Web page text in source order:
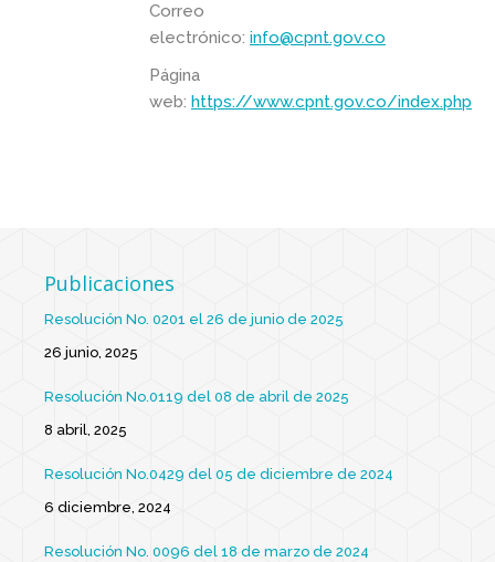
Correo
electrónico: info@cpnt.gov.co
Página
web: https://www.cpnt.gov.co/index.php
Publicaciones
Resolución No. 0201 el 26 de junio de 2025
26 junio, 2025
Resolución No.0119 del 08 de abril de 2025
8 abril, 2025
Resolución No.0429 del 05 de diciembre de 2024
6 diciembre, 2024
Resolución No. 0096 del 18 de marzo de 2024